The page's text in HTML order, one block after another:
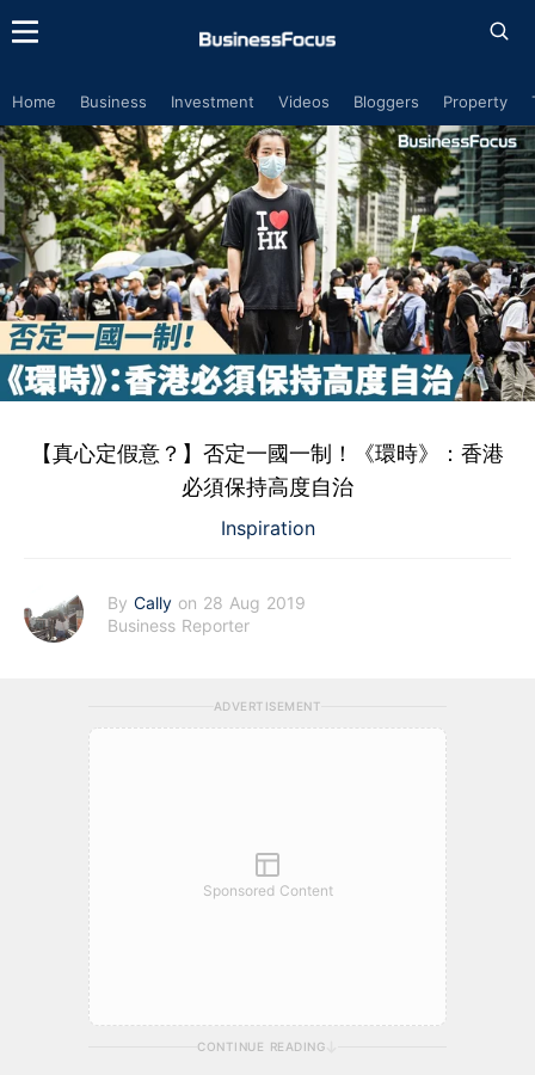
Home Business Investment Videos Bloggers Property
【真心定假意？】否定一國一制！《環時》：香港
必須保持高度自治
Inspiration
By Cally on 28 Aug 2019
Business Reporter
ADVERTISEMENT
Sponsored Content
CONTINUE READING